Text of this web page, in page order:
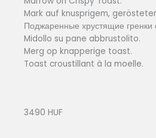
Mark auf knusprigem,
Поджаренные хрустящие гренки
Midollo su pane abbrustolito.
Merg op knapperige toast.
Toast croustillant à la moelle.
3490 HUF